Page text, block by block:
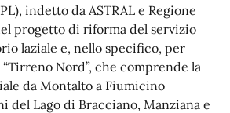
indetto da ASTRAL e Regione
progetto di riforma del servizio
laziale e, nello specifico, per
“Tirreno Nord”, che comprende la
da Montalto a Fiumicino
del Lago di Bracciano, Manziana e